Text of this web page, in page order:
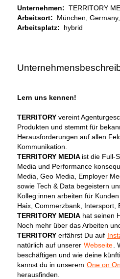
Unternehmen: TERRITORY
Arbeitsort: München,
Arbeitsplatz: hybrid
Lern uns kennen!
TERRITORY vereint
Produkten und stemmt für
Herausforderungen auf allen
Kommunikation.
TERRITORY MEDIA ist die Full-
Media und Performance
Media, Geo Media, Employer
sowie Tech & Data begeistern
Kolleg:innen arbeiten für
Haix, Commerzbank, Intersport,
TERRITORY MEDIA hat seinen
Noch mehr über das Arbeiten
TERRITORY erfährst Du auf
natürlich auf unserer Webseite
beschäftigen und wie deine
kannst du in unserem One on
herausfinden.